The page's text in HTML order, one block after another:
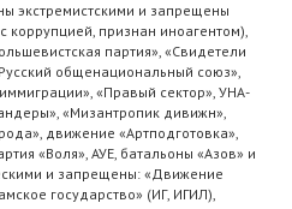
экстремистскими и запрещены
признан иноагентом),
партия», «Свидетели
общенациональный союз»,
«Правый сектор», УНА-
«Мизантропик дивижн»,
движение «Артподготовка»,
«Воля», АУЕ, батальоны «Азов» и
и запрещены: «Движение
государство» (ИГ, ИГИЛ),